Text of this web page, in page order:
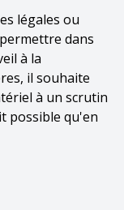
légales ou
dans
à la
il souhaite
à un scrutin
possible qu'en